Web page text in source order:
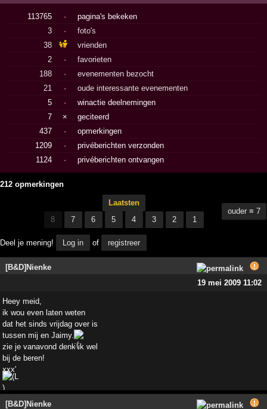
113765 ·
pagina's bekeken
3
·
foto's
38
vrienden
2
·
favorieten
188
·
evenementen bezocht
21
·
oude interessante evenementen
5
·
winactie deelnemingen
7
×
geciteerd
437
·
opmerkingen
1209
·
privéberichten verzonden
1124
· privéberichten ontvangen
212 opmerkingen
Laatsten
8
7 6 5 4 3 2 1
ouder ≡ 7
Deel je mening! Log in of registreer
[B&D]Nienke
19 mei 2009 11:02
Heey meid,
ik wou even laten weten
dat het sinds vrijdag over is
tussen mij en Jaimy.
zie je vanavond denk ik wel
bij de beren!
xxx'
[B&D]Nienke